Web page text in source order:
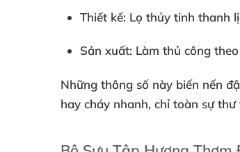
Thiết kế: Lọ thủy tinh thanh
Sản xuất: Làm thủ công
Những thông số này biến nến
hay cháy nhanh, chỉ toàn sự